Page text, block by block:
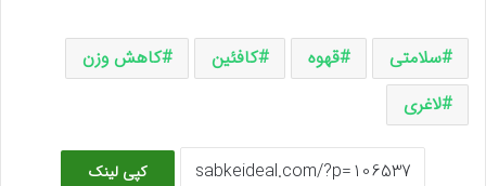
سلامتی قهوه کافئین
کاهش وزن
لاغری
کپی لینک